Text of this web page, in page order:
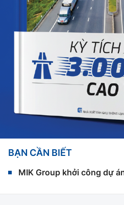
BẠN CẦN BIẾT
MIK Group khởi công dự